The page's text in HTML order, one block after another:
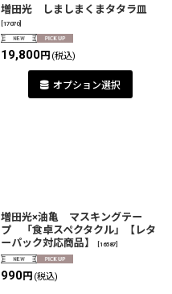
増田光 しましまくまタタラ皿
17070]
19,800円 (税込)
オプション選択
増田光×油亀 マスキングテー
プ 「食卓スペクタクル」【レタ
ーパック対応商品】
16587
990円 (税込)